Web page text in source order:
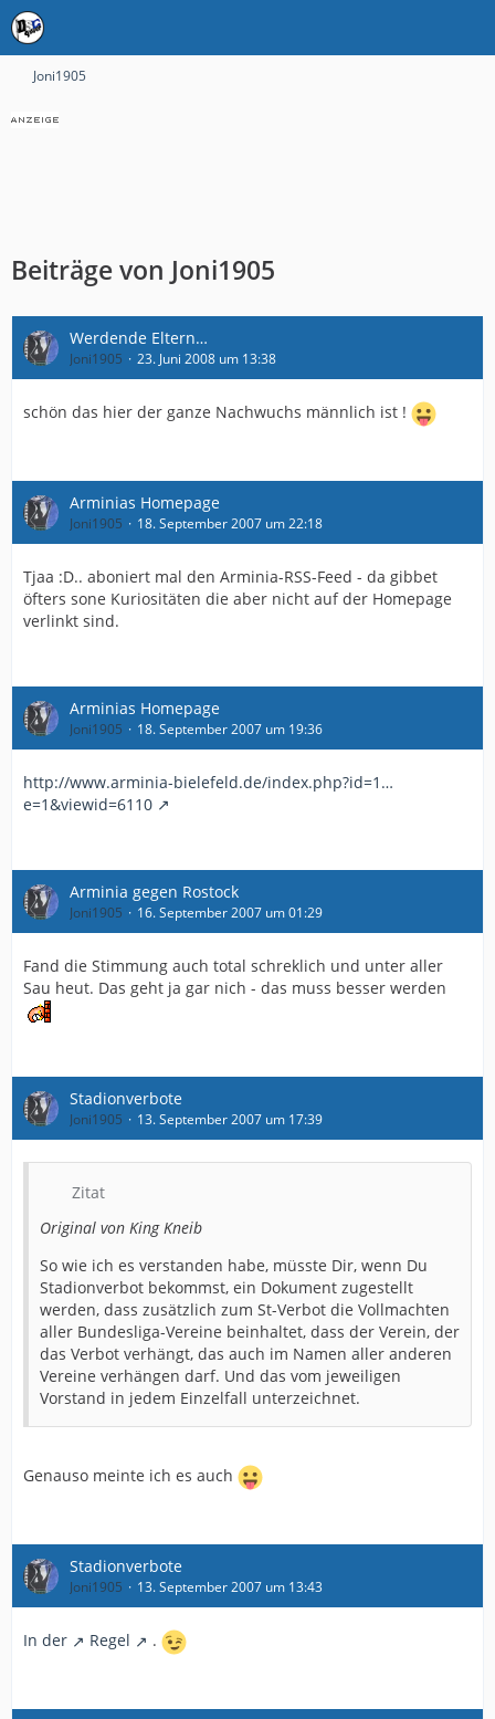
Joni1905
Beiträge von Joni1905
Werdende Eltern…
Joni1905 23. Juni 2008 um 13:38
schön das hier der ganze Nachwuchs männlich ist !
Arminias Homepage
Joni1905 18. September 2007 um 22:18
Tjaa :D.. aboniert mal den Arminia-RSS-Feed - da gibbet
öfters sone Kuriositäten die aber nicht auf der Homepage
verlinkt sind.
Arminias Homepage
Joni1905 18. September 2007 um 19:36
http://www.arminia-bielefeld.de/index.php?id=1…
e=1&viewid=6110
Arminia gegen Rostock
Joni1905 16. September 2007 um 01:29
Fand die Stimmung auch total schreklich und unter aller
Sau heut. Das geht ja gar nich - das muss besser werden
Stadionverbote
Joni1905 13. September 2007 um 17:39
Zitat
Original von King Kneib
So wie ich es verstanden habe, müsste Dir, wenn Du
Stadionverbot bekommst, ein Dokument zugestellt
werden, dass zusätzlich zum St-Verbot die Vollmachten
aller Bundesliga-Vereine beinhaltet, dass der Verein, der
das Verbot verhängt, das auch im Namen aller anderen
Vereine verhängen darf. Und das vom jeweiligen
Vorstand in jedem Einzelfall unterzeichnet.
Genauso meinte ich es auch
Stadionverbote
Joni1905 13. September 2007 um 13:43
In der Regel .